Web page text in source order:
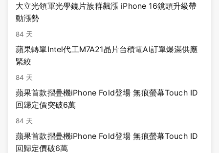
大立光領軍光學鏡片族群飆漲 iPhone 16鏡頭升級帶
動漲勢
84 天
蘋果轉單Intel代工M7A21晶片台積電AI訂單爆滿供應
緊絞
84 天
蘋果首款摺疊機iPhone Fold登場 無痕螢幕Touch ID
回歸定價突破6萬
84 天
蘋果首款摺疊機iPhone Fold登場 無痕螢幕Touch ID
回歸定價破6萬